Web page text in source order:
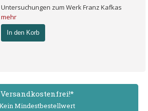
Untersuchungen zum Werk Franz Kafkas
mehr
In den Korb
Versand­kostenfrei!*
Mindest­bestell­wert